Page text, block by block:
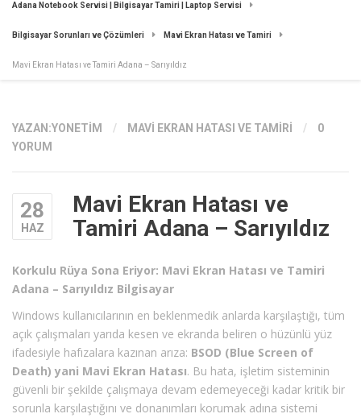
Adana Notebook Servisi | Bilgisayar Tamiri | Laptop Servisi
Bilgisayar Sorunları ve Çözümleri Mavi Ekran Hatası ve Tamiri
Mavi Ekran Hatası ve Tamiri Adana – Sarıyıldız
YAZAN:YONETIM / MAVI EKRAN HATASI VE TAMIRI /
0
YORUM
28
HAZ
Mavi Ekran Hatası ve
Tamiri Adana – Sarıyıldız
Korkulu Rüya Sona Eriyor: Mavi Ekran Hatası ve Tamiri
Adana – Sarıyıldız Bilgisayar
Windows kullanıcılarının en beklenmedik anlarda karşılaştığı, tüm
açık çalışmaları yarıda kesen ve ekranda beliren o hüzünlü yüz
ifadesiyle hafızalara kazınan arıza: BSOD (Blue Screen of
Death) yani Mavi Ekran Hatası. Bu hata, işletim sisteminin
güvenli bir şekilde çalışmaya devam edemeyeceği kadar kritik bir
sorunla karşılaştığını ve donanımları korumak adına sistemi